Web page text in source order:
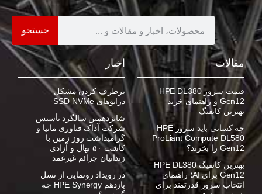
جستجو
مقالات
قیمت سرور HPE DL380
Gen12 و راهنمای خرید
بهترین کانفیگ
چه کسانی باید سرور HPE
ProLiant Compute DL580
Gen12 را بخرند؟
بهترین کانفیگ HPE DL380
Gen12 برای AI؛ راهنمای
انتخاب سرور قدرتمند برای
اخبار
برطرف کردن مشکل
درایوهای SSD NVMe
شانزدهمین سالگرد تأسیس
شرکت آداک فناوری مانیا و
گرامیداشت روز زمین با
کاشت ۵۰ نهال و آزادی
زندانیان جرائم غیرعمد
در رویداد رونمایی از نسل
یازدهم HPE Synergy چه